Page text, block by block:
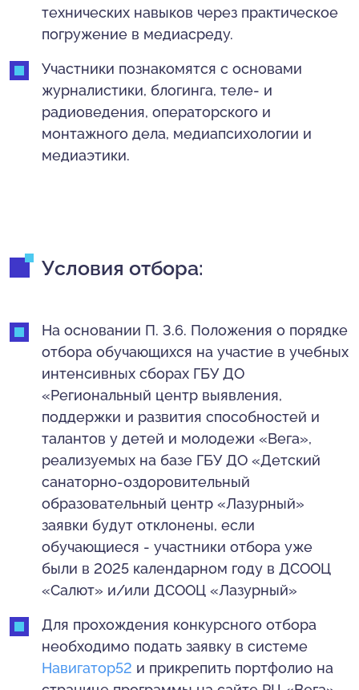
технических навыков через практическое
погружение в медиасреду.
Участники познакомятся с основами
журналистики, блогинга, теле- и
радиоведения, операторского и
монтажного дела, медиапсихологии и
медиаэтики.
Условия отбора:
На основании П. 3.6. Положения о порядке
отбора обучающихся на участие в учебных
интенсивных сборах ГБУ ДО
«Региональный центр выявления,
поддержки и развития способностей и
талантов у детей и молодежи «Вега»,
реализуемых на базе ГБУ ДО «Детский
санаторно-оздоровительный
образовательный центр «Лазурный»
заявки будут отклонены, если
обучающиеся - участники отбора уже
были в 2025 календарном году в ДСООЦ
«Салют» и/или ДСООЦ «Лазурный»
Для прохождения конкурсного отбора
необходимо подать заявку в системе
Навигатор52 и прикрепить портфолио на